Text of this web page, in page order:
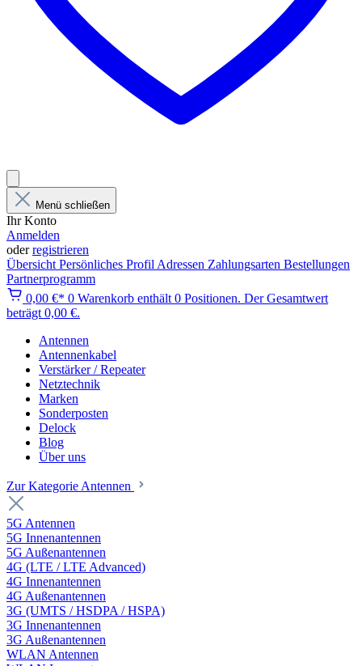
Menü schließen
Ihr Konto
Anmelden
oderregistrieren
Übersicht Persönliches Profil Adressen Zahlungsarten Bestellungen
Partnerprogramm
0,00 €* 0 Warenkorb enthält 0 Positionen. Der Gesamtwert
beträgt 0,00 €.
Antennen
Antennenkabel
Verstärker / Repeater
Netztechnik
Marken
Sonderposten
Delock
Blog
Über uns
Zur Kategorie Antennen
5G Antennen
5G Innenantennen
5G Außenantennen
4G (LTE / LTE Advanced)
4G Innenantennen
4G Außenantennen
3G (UMTS / HSDPA / HSPA)
3G Innenantennen
3G Außenantennen
WLAN Antennen